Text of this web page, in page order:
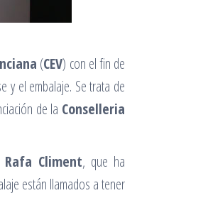
(CEV) con el fin de
y el embalaje. Se trata de
de la Conselleria
Rafa Climent, que ha
están llamados a tener